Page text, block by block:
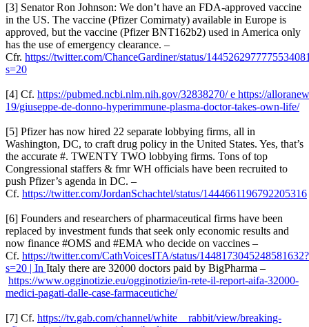
[3] Senator Ron Johnson: We don’t have an FDA-approved vaccine
in the US. The vaccine (Pfizer Comirnaty) available in Europe is
approved, but the vaccine (Pfizer BNT162b2) used in America only
has the use of emergency clearance. –
Cfr. https://twitter.com/ChanceGardiner/status/
s=20
[4] Cf. https://pubmed.ncbi.nlm.nih.gov/32838270/ e https://
19/giuseppe-de-donno-hyperimmune-plasma-doctor-takes-own-life/
[5] Pfizer has now hired 22 separate lobbying firms, all in
Washington, DC, to craft drug policy in the United States. Yes, that’s
the accurate #. TWENTY TWO lobbying firms. Tons of top
Congressional staffers & fmr WH officials have been recruited to
push Pfizer’s agenda in DC. –
Cf. https://twitter.com/JordanSchachtel/status/1444661196792205316
[6] Founders and researchers of pharmaceutical firms have been
replaced by investment funds that seek only economic results and
now finance #OMS and #EMA who decide on vaccines –
Cf. https://twitter.com/CathVoicesITA/status/1448173045248581632?
s=20 | In Italy there are 32000 doctors paid by BigPharma –
https://www.ogginotizie.eu/ogginotizie/in-rete-il-report-aifa-32000-
medici-pagati-dalle-case-farmaceutiche/
[7] Cf. https://tv.gab.com/channel/white__rabbit/view/breaking-